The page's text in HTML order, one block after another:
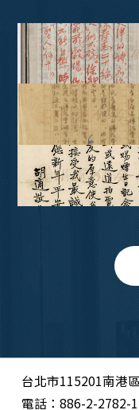
台北市115201南港
電話：886-2-2782-